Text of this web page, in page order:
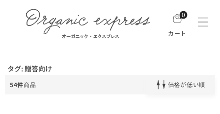
0
カート
タグ: 贈答向け
54件商品 価格が低い順